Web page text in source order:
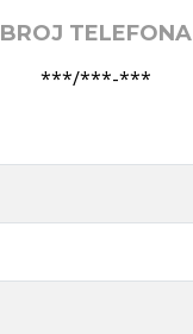
BROJ TELEFONA
***/***-***